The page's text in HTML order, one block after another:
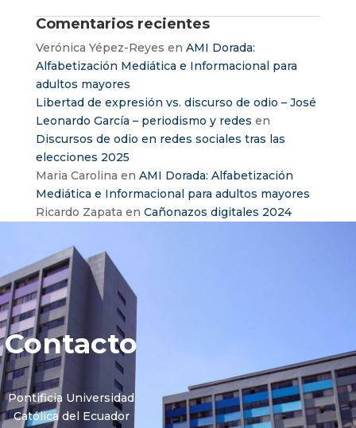
Comentarios recientes
Verónica Yépez-Reyes en AMI Dorada:
Alfabetización Mediática e Informacional para
adultos mayores
Libertad de expresión vs. discurso de odio – José
Leonardo García – periodismo y redes en
Discursos de odio en redes sociales tras las
elecciones 2025
Maria Carolina en AMI Dorada: Alfabetización
Mediática e Informacional para adultos mayores
Ricardo Zapata en Cañonazos digitales 2024
Contacto
Pontificia Universidad
Católica del Ecuador